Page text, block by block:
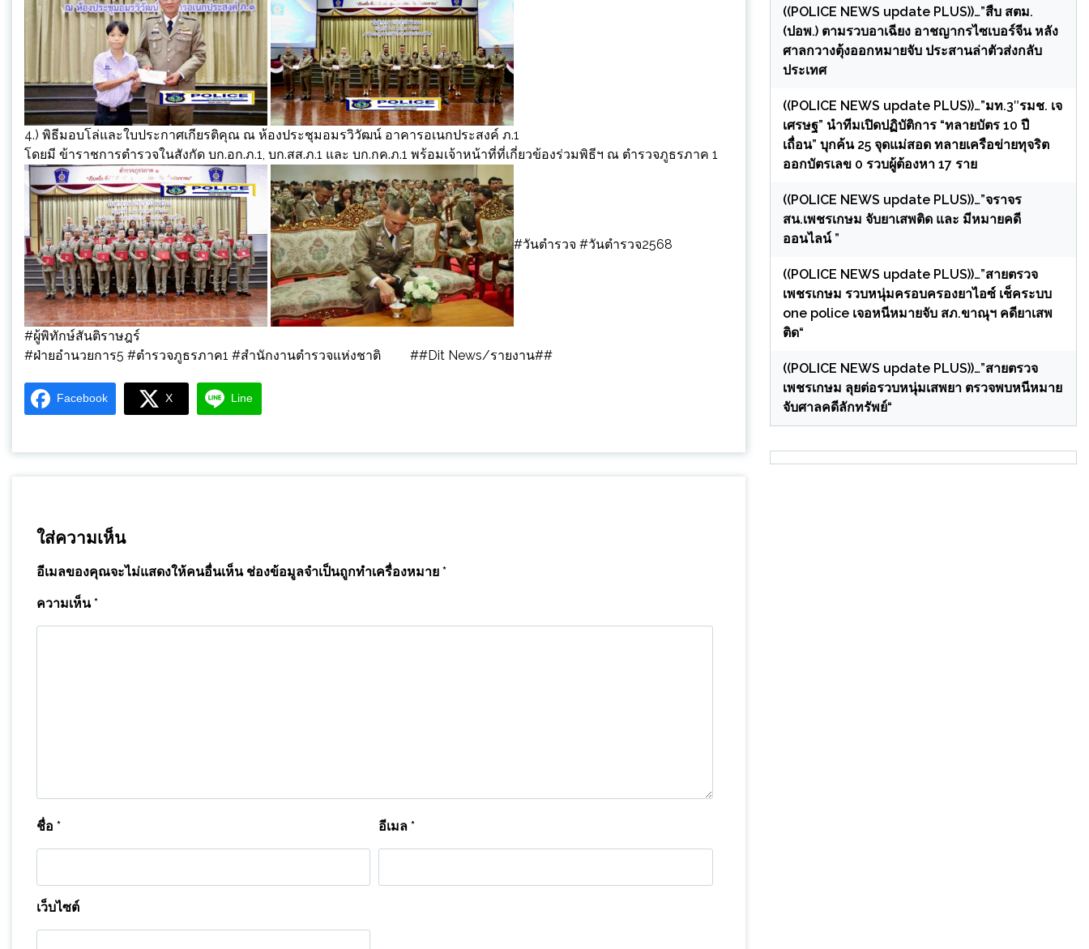
4.) พิธีมอบโล่และใบประกาศเกียรติคุณ ณ ห้องประชุมอมรวิวัฒน์ อาคารอเนกประสงค์ ภ.1
โดยมี ข้าราชการตำรวจในสังกัด บก.อก.ภ.1, บก.สส.ภ.1 และ บก.กค.ภ.1 พร้อมเจ้าหน้าที่ที่เกี่ยวข้องร่วมพิธีฯ ณ ตำรวจภูธรภาค 1
#วันตำรวจ #วันตำรวจ2568
#ผู้พิทักษ์สันติราษฎร์
#ฝ่ายอำนวยการ5 #ตำรวจภูธรภาค1 #สำนักงานตำรวจแห่งชาติ ##Dit News/รายงาน##
Facebook X Line
ใส่ความเห็น
อีเมลของคุณจะไม่แสดงให้คนอื่นเห็น ช่องข้อมูลจำเป็นถูกทำเครื่องหมาย *
ความเห็น*
ชื่อ * อีเมล*
เว็บไซต์
((POLICE NEWS update PLUS))…”สืบ สตม.
(ปอพ.) ตามรวบอาเฉียง อาชญากรไซเบอร์จีน หลัง
ศาลกวางตุ้งออกหมายจับ ประสานล่าตัวส่งกลับ
ประเทศ
((POLICE NEWS update PLUS))…”มท.3″รมช. เจ
เศรษฐ” นำทีมเปิดปฏิบัติการ “ทลายบัตร 10 ปี
เถื่อน” บุกค้น 25 จุดแม่สอด ทลายเครือข่ายทุจริต
ออกบัตรเลข 0 รวบผู้ต้องหา 17 ราย
((POLICE NEWS update PLUS))…”จราจร
สน.เพชรเกษม จับยาเสพติด และ มีหมายคดี
ออนไลน์ ”
((POLICE NEWS update PLUS))…”สายตรวจ
เพชรเกษม รวบหนุ่มครอบครองยาไอซ์ เช็คระบบ
one police เจอหนีหมายจับ สภ.ขาณุฯ คดียาเสพ
ติด“
((POLICE NEWS update PLUS))…”สายตรวจ
เพชรเกษม ลุยต่อรวบหนุ่มเสพยา ตรวจพบหนีหมาย
จับศาลคดีลักทรัพย์“